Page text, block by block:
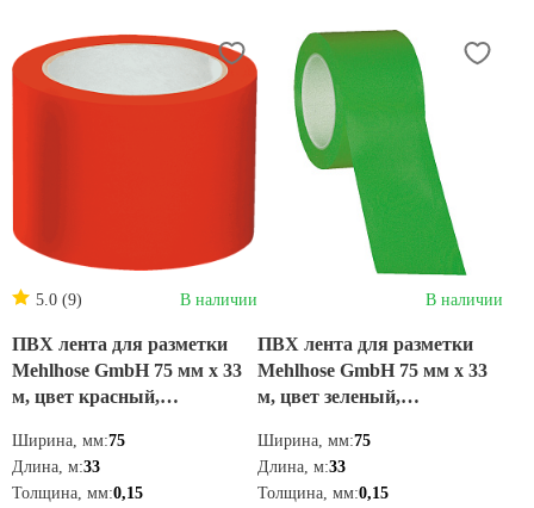
5.0 (9) В наличии
ПВХ лента для разметки
Mehlhose GmbH 75 мм х 33
м, цвет красный,
Ширина, мм:75
Длина, м:33
Толщина, мм:0,15
В наличии
ПВХ лента для разметки
Mehlhose GmbH 75 мм х 33
м, цвет зеленый,
Ширина, мм:75
Длина, м:33
Толщина, мм:0,15